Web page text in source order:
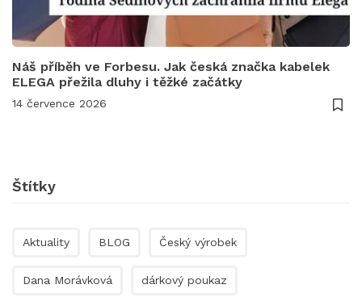
Náš příběh ve Forbesu. Jak česká značka kabelek
ELEGA přežila dluhy i těžké začátky
14 července 2026
Štítky
Aktuality BLOG Český výrobek
Dana Morávková dárkový poukaz